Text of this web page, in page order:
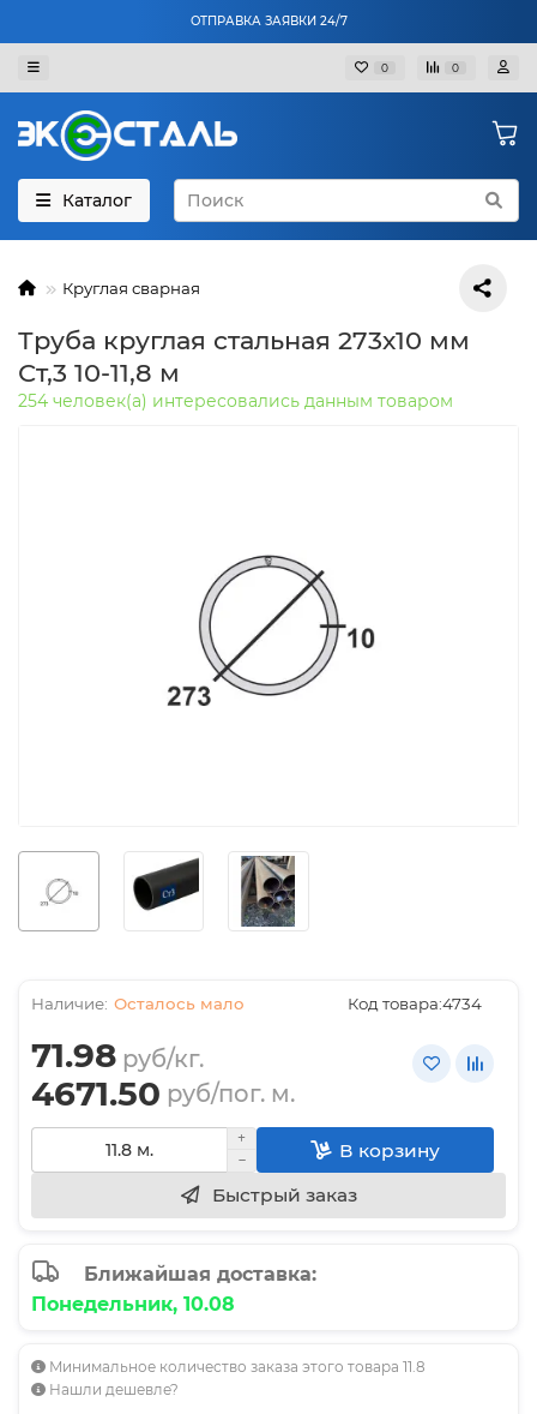
ОТПРАВКА ЗАЯВКИ 24/7
0 0
Каталог
Круглая сварная
Труба круглая стальная 273х10 мм
Ст,3 10-11,8 м
254 человек(а) интересовались данным товаром
Осталось мало Код товара:4734
71.98 руб/кг.
4671.50 руб/пог. м.
В корзину
Быстрый заказ
Ближайшая доставка:
Понедельник, 10.08
Минимальное количество заказа этого товара 11.8
Нашли дешевле?